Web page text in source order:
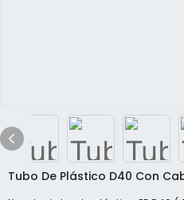
Tubo De Plástico D40 Con